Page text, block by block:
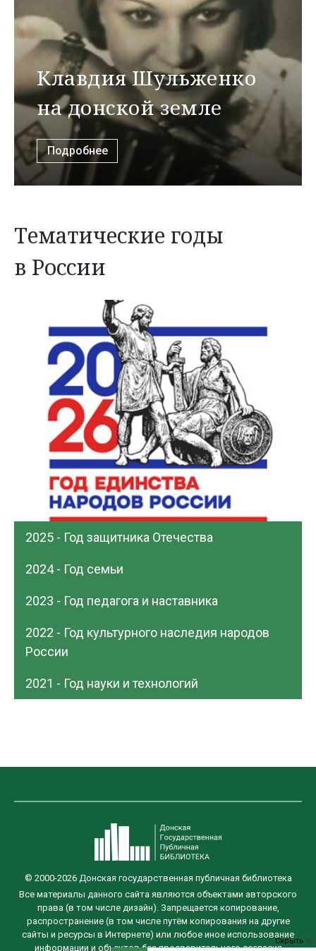
Клавдия Шульженко
на донской земле
Подробнее
Тематические годы
в России
2025 - Год защитника Отечества
2024 - Год семьи
2023 - Год педагога и наставника
2022 - Год культурного наследия народов
России
2021 - Год науки и технологий
Скрыть
© 2000-2026 Донская государственная публичная библиотека
Все материалы данного сайта являются объектами авторского
права (в том числе дизайн). Запрещается копирование,
распространение (в том числе путём копирования на другие
сайты и ресурсы в Интернете) или любое иное использование
информации и объектов без предварительного согласия